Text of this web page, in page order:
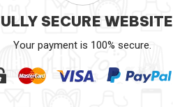
SECURE WEBSITE
Your payment is 100% secure.